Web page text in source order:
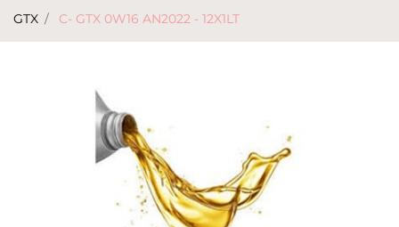
GTX C- GTX 0W16 AN2022 - 12X1LT